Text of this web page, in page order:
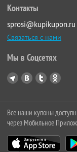
Контакты
sprosi@kupikupon.ru
Связаться с нами
Мы в Соцсетях
Все наши купоны
через Мобильное